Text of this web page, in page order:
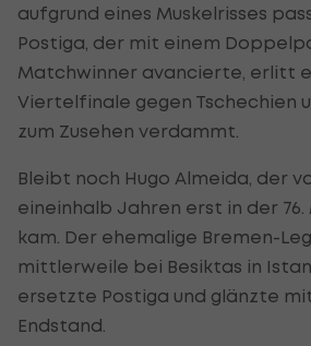
aufgrund eines Muskelrisses
Postiga, der mit einem
Matchwinner avancierte, erlitt
Viertelfinale gegen Tschechien
zum Zusehen verdammt.
Bleibt noch Hugo Almeida, der
eineinhalb Jahren erst in der 76.
kam. Der ehemalige Bremen-
mittlerweile bei Besiktas in
ersetzte Postiga und glänzte
Endstand.